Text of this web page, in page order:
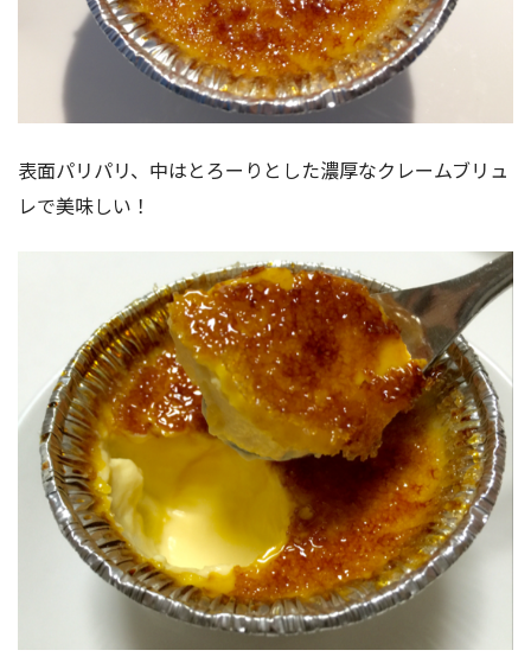
表面パリパリ、中はとろーりとした濃厚なクレームブリュ
レで美味しい！